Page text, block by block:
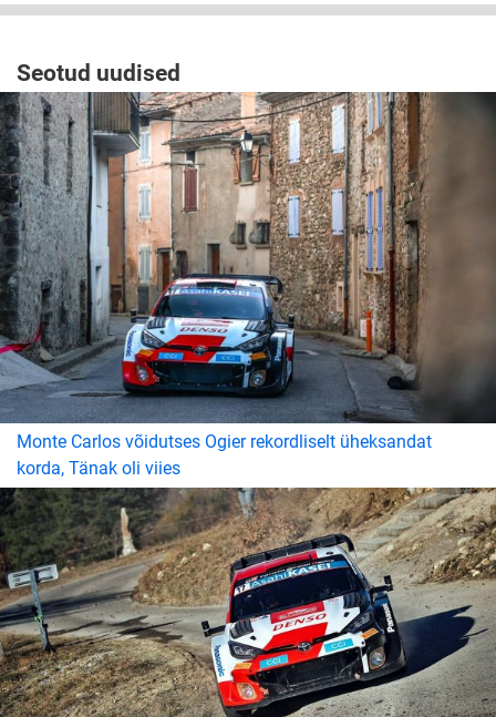
Seotud uudised
Monte Carlos võidutses Ogier rekordliselt üheksandat
korda, Tänak oli viies